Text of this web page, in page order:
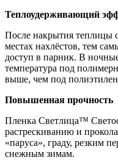
Теплоудерживающий
После накрытия теплицы
местах нахлёстов, тем
доступ в парник. В
температура под
выше, чем под
Повышенная прочность
Пленка Светлица™
растрескиванию и
«паруса», граду, резким
снежным зимам.